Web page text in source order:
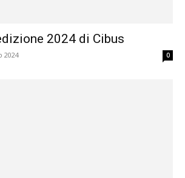
2024 di Cibus
2024 0